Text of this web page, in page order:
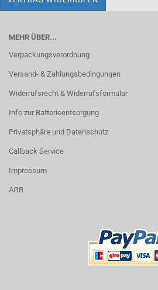
MEHR ÜBER...
Verpackungsverordnung
Versand- & Zahlungsbedingungen
Widerrufsrecht & Widerrufsformular
Info zur Batterieentsorgung
Privatsphäre und Datenschutz
Callback Service
Impressum
AGB